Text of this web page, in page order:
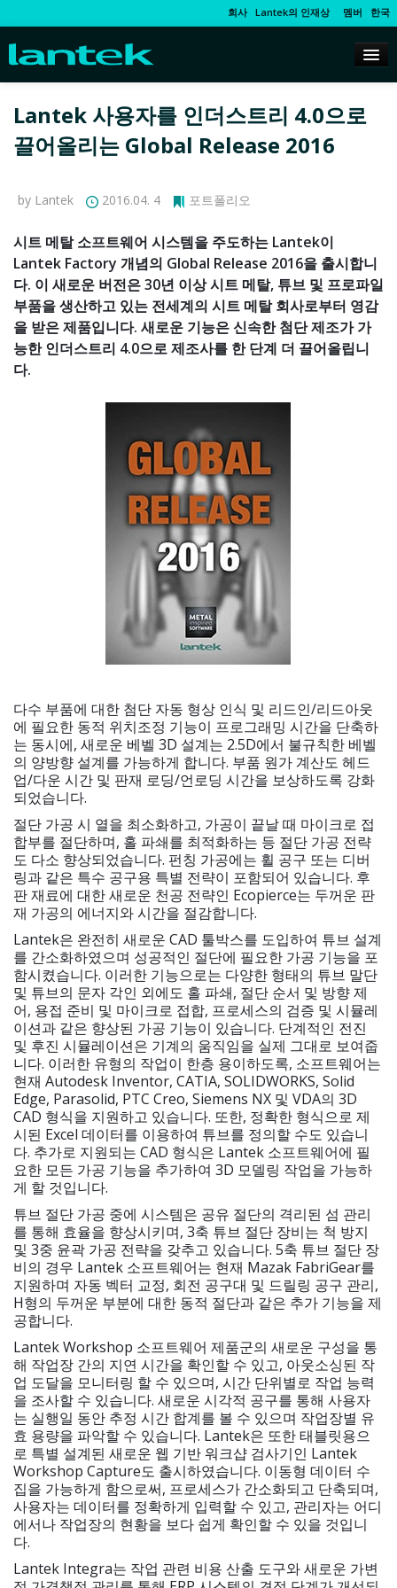
회사 Lantek의 인재상 멤버 한국
Lantek 사용자를 인더스트리 4.0으로
끌어올리는 Global Release 2016
by Lantek 2016.04. 4 포트폴리오
시트 메탈 소프트웨어 시스템을 주도하는 Lantek이
Lantek Factory 개념의 Global Release 2016을 출시합니
다. 이 새로운 버전은 30년 이상 시트 메탈, 튜브 및 프로파일
부품을 생산하고 있는 전세계의 시트 메탈 회사로부터 영감
을 받은 제품입니다. 새로운 기능은 신속한 첨단 제조가 가
능한 인더스트리 4.0으로 제조사를 한 단계 더 끌어올립니
다.
다수 부품에 대한 첨단 자동 형상 인식 및 리드인/리드아웃
에 필요한 동적 위치조정 기능이 프로그래밍 시간을 단축하
는 동시에, 새로운 베벨 3D 설계는 2.5D에서 불규칙한 베벨
의 양방향 설계를 가능하게 합니다. 부품 원가 계산도 헤드
업/다운 시간 및 판재 로딩/언로딩 시간을 보상하도록 강화
되었습니다.
절단 가공 시 열을 최소화하고, 가공이 끝날 때 마이크로 접
합부를 절단하며, 홀 파쇄를 최적화하는 등 절단 가공 전략
도 다소 향상되었습니다. 펀칭 가공에는 휠 공구 또는 디버
링과 같은 특수 공구용 특별 전략이 포함되어 있습니다. 후
판 재료에 대한 새로운 천공 전략인 Ecopierce는 두꺼운 판
재 가공의 에너지와 시간을 절감합니다.
Lantek은 완전히 새로운 CAD 툴박스를 도입하여 튜브 설계
를 간소화하였으며 성공적인 절단에 필요한 가공 기능을 포
함시켰습니다. 이러한 기능으로는 다양한 형태의 튜브 말단
및 튜브의 문자 각인 외에도 홀 파쇄, 절단 순서 및 방향 제
어, 용접 준비 및 마이크로 접합, 프로세스의 검증 및 시뮬레
이션과 같은 향상된 가공 기능이 있습니다. 단계적인 전진
및 후진 시뮬레이션은 기계의 움직임을 실제 그대로 보여줍
니다. 이러한 유형의 작업이 한층 용이하도록, 소프트웨어는
현재 Autodesk Inventor, CATIA, SOLIDWORKS, Solid
Edge, Parasolid, PTC Creo, Siemens NX 및 VDA의 3D
CAD 형식을 지원하고 있습니다. 또한, 정확한 형식으로 제
시된 Excel 데이터를 이용하여 튜브를 정의할 수도 있습니
다. 추가로 지원되는 CAD 형식은 Lantek 소프트웨어에 필
요한 모든 가공 기능을 추가하여 3D 모델링 작업을 가능하
게 할 것입니다.
튜브 절단 가공 중에 시스템은 공유 절단의 격리된 섬 관리
를 통해 효율을 향상시키며, 3축 튜브 절단 장비는 척 방지
및 3중 윤곽 가공 전략을 갖추고 있습니다. 5축 튜브 절단 장
비의 경우 Lantek 소프트웨어는 현재 Mazak FabriGear를
지원하며 자동 벡터 교정, 회전 공구대 및 드릴링 공구 관리,
H형의 두꺼운 부분에 대한 동적 절단과 같은 추가 기능을 제
공합니다.
Lantek Workshop 소프트웨어 제품군의 새로운 구성을 통
해 작업장 간의 지연 시간을 확인할 수 있고, 아웃소싱된 작
업 도달을 모니터링 할 수 있으며, 시간 단위별로 작업 능력
을 조사할 수 있습니다. 새로운 시각적 공구를 통해 사용자
는 실행일 동안 추정 시간 합계를 볼 수 있으며 작업장별 유
효 용량을 파악할 수 있습니다. Lantek은 또한 태블릿용으
로 특별 설계된 새로운 웹 기반 워크샵 검사기인 Lantek
Workshop Capture도 출시하였습니다. 이동형 데이터 수
집을 가능하게 함으로써, 프로세스가 간소화되고 단축되며,
사용자는 데이터를 정확하게 입력할 수 있고, 관리자는 어디
에서나 작업장의 현황을 보다 쉽게 확인할 수 있을 것입니
다.
Lantek Integra는 작업 관련 비용 산출 도구와 새로운 가변